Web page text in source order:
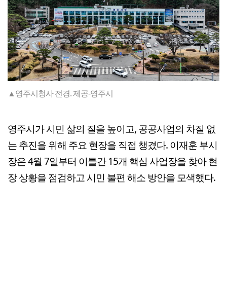
▲영주시청사 전경. 제공-영주시
영주시가 시민 삶의 질을 높이고, 공공사업의 차질 없
는 추진을 위해 주요 현장을 직접 챙겼다. 이재훈 부시
장은 4월 7일부터 이틀간 15개 핵심 사업장을 찾아 현
장 상황을 점검하고 시민 불편 해소 방안을 모색했다.